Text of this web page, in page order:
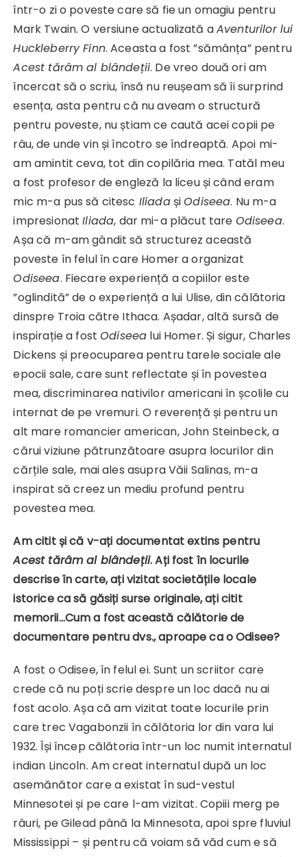
într-o zi o poveste care să fie un omagiu pentru
Mark Twain. O versiune actualizată aAventurilor lui
Huckleberry Finn. Aceasta a fost ”sămânța” pentru
Acest tărâm al blândeții. De vreo două ori am
încercat să o scriu, însă nu reușeam să îi surprind
esența, asta pentru că nu aveam o structură
pentru poveste, nu știam ce caută acei copii pe
râu, de unde vin și încotro se îndreaptă. Apoi mi-
am amintit ceva, tot din copilăria mea. Tatăl meu
a fost profesor de engleză la liceu și când eram
mic m-a pus să citesc IliadașiOdiseea. Nu m-a
impresionatIliada, dar mi-a plăcut tare Odiseea.
Așa că m-am gândit să structurez această
poveste în felul în care Homer a organizat
Odiseea. Fiecare experiență a copiilor este
”oglindită” de o experiență a lui Ulise, din călătoria
dinspre Troia către Ithaca. Așadar, altă sursă de
inspirație a fostOdiseea lui Homer. Și sigur, Charles
Dickens și preocuparea pentru tarele sociale ale
epocii sale, care sunt reflectate și în povestea
mea, discriminarea nativilor americani în școlile cu
internat de pe vremuri. O reverență și pentru un
alt mare romancier american, John Steinbeck, a
cărui viziune pătrunzătoare asupra locurilor din
cărțile sale, mai ales asupra Văii Salinas, m-a
inspirat să creez un mediu profund pentru
povestea mea.
Am citit și că v-ați documentat extins pentru
Acest tărâm al blândeții. Ați fost în locurile
descrise în carte, ați vizitat societățile locale
istorice ca să găsiți surse originale, ați citit
memorii…Cum a fost această călătorie de
documentare pentru dvs., aproape ca o Odisee?
A fost o Odisee, în felul ei. Sunt un scriitor care
crede că nu poți scrie despre un loc dacă nu ai
fost acolo. Așa că am vizitat toate locurile prin
care trec Vagabonzii în călătoria lor din vara lui
1932. Își încep călătoria într-un loc numit internatul
indian Lincoln. Am creat internatul după un loc
asemănător care a existat în sud-vestul
Minnesotei și pe care l-am vizitat. Copiii merg pe
râuri, pe Gilead până la Minnesota, apoi spre fluviul
Mississippi – și pentru că voiam să văd cum e să